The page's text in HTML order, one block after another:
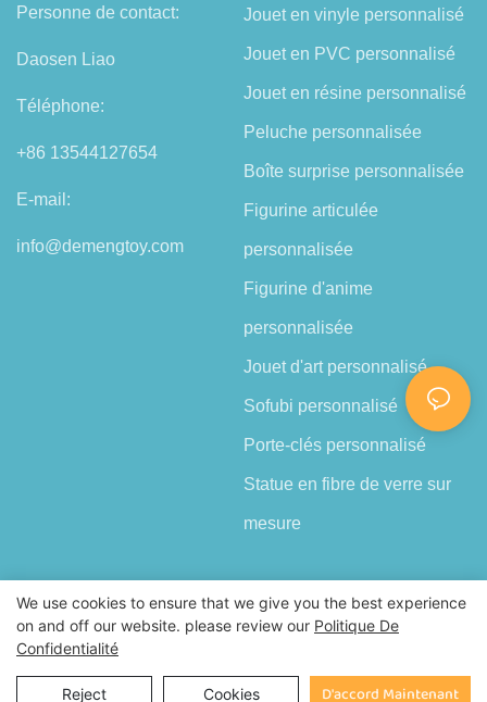
Personne de contact:
Daosen Liao
Téléphone:
+86 13544127654
E-mail:
info@demengtoy.com
Jouet en vinyle personnalisé
Jouet en PVC personnalisé
Jouet en résine personnalisé
Peluche personnalisée
Boîte surprise personnalisée
Figurine articulée
personnalisée
Figurine d'anime
personnalisée
Jouet d'art personnalisé
Sofubi personnalisé
Porte-clés personnalisé
Statue en fibre de verre sur
mesure
Droits d'auteur © 2026 Shenzhen Demeng Toy Co.,Ltd |
site
We use cookies to ensure that we give you the best experience
on and off our website. please review our Politique De
Confidentialité
Reject Cookies D'accord Maintenant